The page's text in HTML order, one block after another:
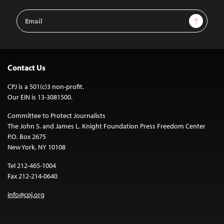
Email
Address
Sign Up
Contact Us
CPJ is a 501(c)3 non-profit.
Our EIN is 13-3081500.
Committee to Protect Journalists
The John S. and James L. Knight Foundation Press Freedom Center
P.O. Box 2675
New York, NY 10108
Tel 212-465-1004
Fax 212-214-0640
info@cpj.org